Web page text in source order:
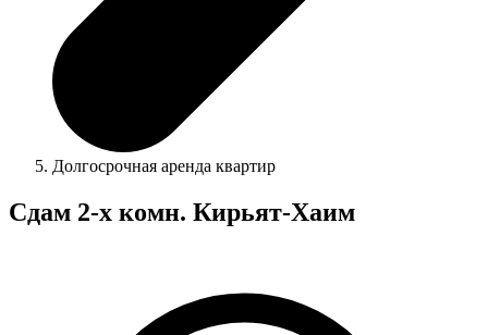
Долгосрочная аренда квартир
Сдам 2-х комн. Кирьят-Хаим